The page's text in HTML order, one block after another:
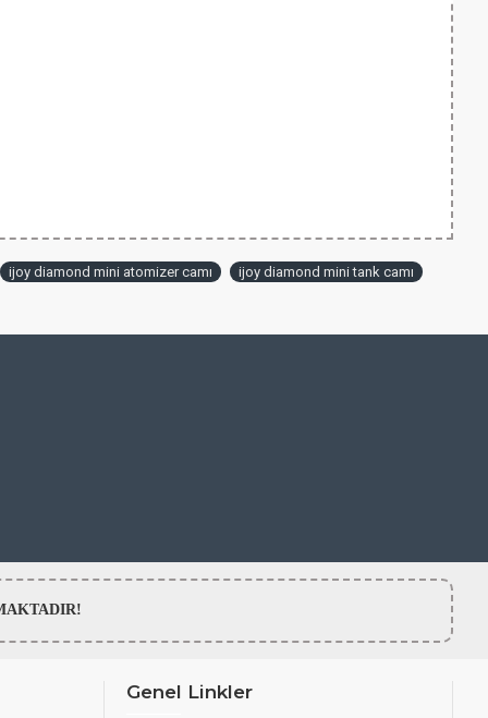
ijoy diamond mini atomizer camı ijoy diamond mini tank camı
Genel Linkler